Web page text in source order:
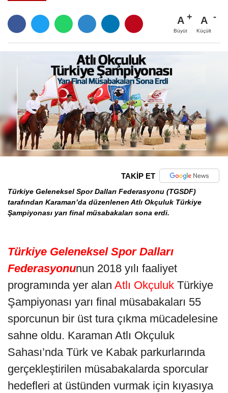
A
Büyüt
A
Küçült
TAKİP ET
Türkiye Geleneksel Spor Dalları Federasyonu (TGSDF)
tarafından Karaman’da düzenlenen Atlı Okçuluk Türkiye
Şampiyonası yarı final müsabakaları sona erdi.
Türkiye Geleneksel Spor Dalları
Federasyonunun 2018 yılı faaliyet
programında yer alan Atlı Okçuluk Türkiye
Şampiyonası yarı final müsabakaları 55
sporcunun bir üst tura çıkma mücadelesine
sahne oldu. Karaman Atlı Okçuluk
Sahası’nda Türk ve Kabak parkurlarında
gerçekleştirilen müsabakalarda sporcular
hedefleri at üstünden vurmak için kıyasıya